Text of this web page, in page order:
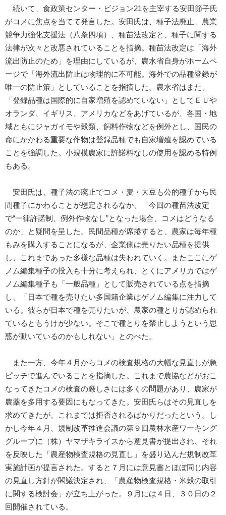
続いて、食政策センター・ビジョン21を主宰する安田節子氏
がコメに焦点を当てて発言した。安田氏は、種子法廃止、農業
競争力強化支援法（八条四項）、種苗法改定と、種子に関する
法律が次々と改悪されていることを指摘。種苗法改定は「海外
流出防止のため」を理由にしているが、農水省自身がホームペ
ージで「海外流出防止は物理的に不可能。海外での品種登録が
唯一の防止策」としていることを指摘した。農水省はまた、
「登録品種は国際的に自家増殖を認めていない」としてＥＵや
オランダ、イギリス、アメリカなどをあげているが、各国・地
域ともにジャガイモや穀類、飼料作物などを例外とし、国民の
命にかかわる重要な作物は登録品種でも自家増殖を認めている
ことを強調した。小規模農家に許諾料なしの使用を認める特例
もある。
安田氏は、種子法の廃止でコメ・麦・大豆も公的種子から民
間種子にかわることが想定されるなか、「今回の種苗法改定
で“一律許諾制、例外作物なし”となった場合、コメはどうなる
のか」と疑問を呈した。民間品種が席捲すると、農家は毎年種
もみを購入することになるが、企業側は売りたい品種を提供
し、これまであった多様な品種は失われていく。またここにゲ
ノム編集種子の投入も十分に考えられ、とくにアメリカではゲ
ノム編集種子も「一般品種」として販売されている点を指摘
し、「日本で種を売りたい多国籍企業はゲノム編集に注力して
いる。彼らが日本で種を売りたいが、農家の種とりが認められ
ているともうけが少ない。そこで種とりを禁止しようという思
惑が動いているのかもしれない」とのべた。
また一方、今年４月からコメの検査規格の大幅な見直しが急
ピッチで進んでいることを指摘した。これまで農協などがおこ
なってきたコメの検査の厳しさには多くの問題があり、農家が
農薬を多用する要因にもなってきた。安田氏らはその見直しを
求めてきたが、これまでは拒否されるばかりだったという。し
かし今年４月、規制改革推進会議の第９回農林水産ワーキング
グループに（株）ヤマザキライスから意見書が提出され、それ
を反映した「農産物検査規格の見直し」を盛り込んだ規制改革
実施計画が提言された。すると７月には意見書とほぼ同じ内容
の見直し方針が閣議決定され、「農産物検査規格・米穀の取引
に関する検討会」が立ち上がった。９月には４日、３０日の２
回開催されている。